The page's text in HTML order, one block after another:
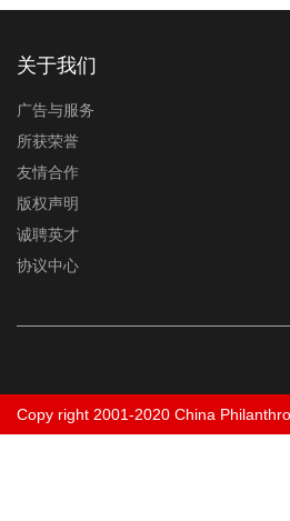
关于我们
广告与服务
所获荣誉
友情合作
版权声明
诚聘英才
协议中心
Copy right 2001-2020 China